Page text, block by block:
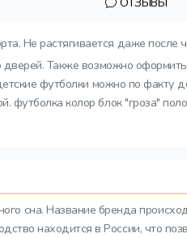
Не растягивается даже после
Также возможно
футболки можно по факту
колор блок "гроза"
сна. Название бренда
находится в России, что